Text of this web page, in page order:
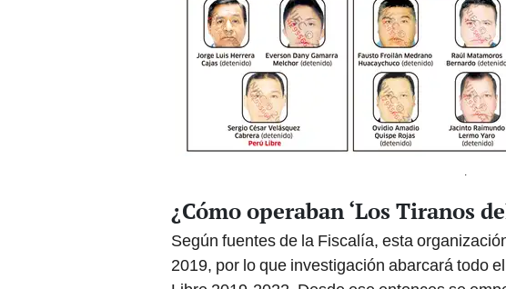
¿Cómo operaban ‘Los Tiranos
Según fuentes de la Fiscalía, esta
2019, por lo que investigación abarcará todo